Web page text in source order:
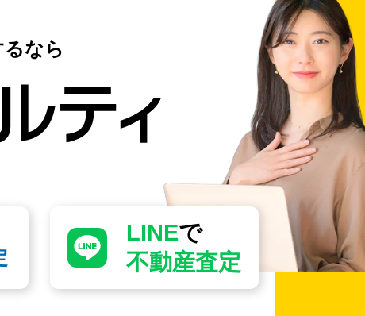
なら
LINEで
不動産査定